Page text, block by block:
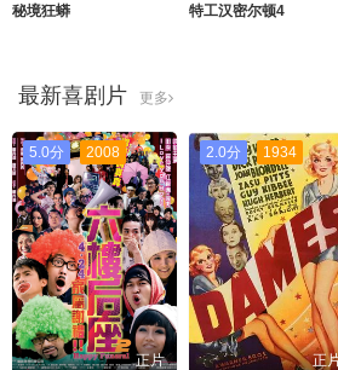
秘境狂蟒 特工汉密尔顿4
最新喜剧片 更多
5.0分 2008
正片
2.0分 1934
正